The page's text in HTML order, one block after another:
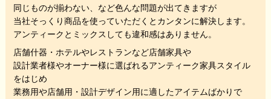
同じものが揃わない、 など色んな問題が出てきますが
当社そっくり商品を使っていただくと カンタンに解決します。
アンティークとミックスしても違和感はありません。
店舗什器・ホテルやレストランなど店舗家具や
設計業者様やオーナー様に選ばれるアンティーク家具スタイル
をはじめ
業務用や店舗用・設計デザイン用に適したアイテムばかりで